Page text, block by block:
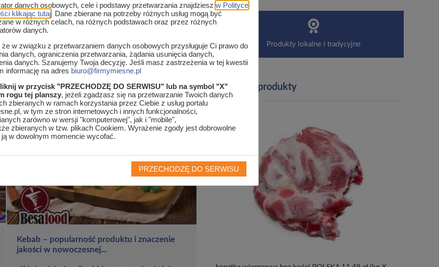
Giełda branży mięsnej B2B Branża mięsna dla środowiska Produkty lokalne i tradycyjne
>MIESOZERCY.pl - strefa konsumenta
- strefa konsumenta
Kebab – popularność produktu i znaczenie
jakości w nowoczesnej...
Polecane produkty
danych osobowych, cele i podstawy przetwarzania znajdziesz w Polityce
klikając tutaj . Dane zbierane na potrzeby różnych usług mogą być
w różnych celach, na różnych podstawach oraz przez różnych
danych.
że w związku z przetwarzaniem danych osobowych przysługuje Ci prawo do
danych, ograniczenia przetwarzania, żądania usunięcia danych,
danych. Szanujemy Twoja decyzję. Jeśli masz zastrzeżenia w tej kwestii
informację na adres biuro@firmymiesne.pl
w przycisk "PRZECHODZĘ DO SERWISU" lub na symbol "X"
rogu tej planszy, jeżeli zgadzasz się na przetwarzanie Twoich danych
zbieranych w ramach korzystania przez Ciebie z usług portalu
w tym ze stron internetowych i innych funkcjonalności,
zarówno w wersji "komputerowej", jak i "mobile",
zbieranych w tzw. plikach Cookiem. Wyrażenie zgody jest dobrowolne
w dowolnym momencie wycofać.
PRZECHODZĘ DO SERWISU